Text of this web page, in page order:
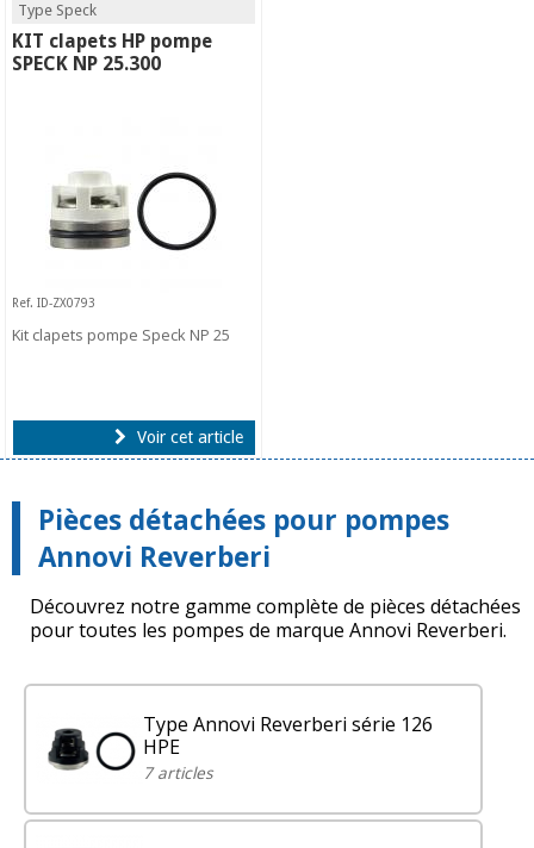
Type Speck
KIT clapets HP pompe
SPECK NP 25.300
Ref. ID-ZX0793
Kit clapets pompe Speck NP 25
Voir cet article
Pièces détachées pour pompes
Annovi Reverberi
Découvrez notre gamme complète de pièces détachées
pour toutes les pompes de marque Annovi Reverberi.
Type Annovi Reverberi série 126
HPE
7 articles